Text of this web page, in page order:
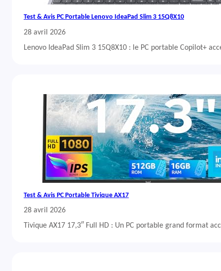
Test & Avis PC Portable Lenovo IdeaPad Slim 3 15Q8X10
28 avril 2026
Lenovo IdeaPad Slim 3 15Q8X10 : le PC portable Copilot+
Test & Avis PC Portable Tivique AX17
28 avril 2026
Tivique AX17 17,3″ Full HD : Un PC portable grand format